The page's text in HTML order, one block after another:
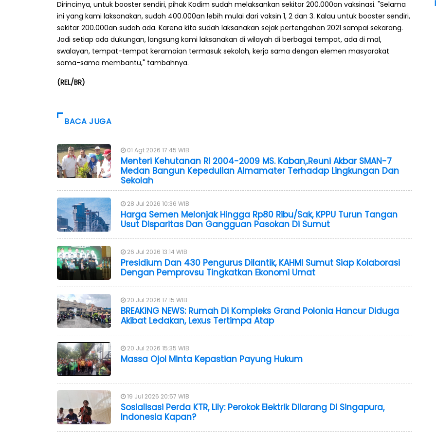
Dirincinya, untuk booster sendiri, pihak Kodim sudah melaksankan sekitar 200.000an vaksinasi. "Selama
ini yang kami laksanakan, sudah 400.000an lebih mulai dari vaksin 1, 2 dan 3. Kalau untuk booster sendiri,
sekitar 200.000an sudah ada. Karena kita sudah laksanakan sejak pertengahan 2021 sampai sekarang.
Jadi setiap ada dukungan, langsung kami laksanakan di wilayah di berbagai tempat, ada di mal,
swalayan, tempat-tempat keramaian termasuk sekolah, kerja sama dengan elemen masyarakat
sama-sama membantu," tambahnya.
(REL/BR)
BACA JUGA
01 Agt 2026 17:45 WIB
Menteri Kehutanan RI 2004-2009 MS. Kaban,.Reuni Akbar SMAN-7
Medan Bangun Kepedulian Almamater Terhadap Lingkungan Dan
Sekolah
28 Jul 2026 10:36 WIB
Harga Semen Melonjak Hingga Rp80 Ribu/Sak, KPPU Turun Tangan
Usut Disparitas Dan Gangguan Pasokan Di Sumut
26 Jul 2026 13:14 WIB
Presidium Dan 430 Pengurus Dilantik, KAHMI Sumut Siap Kolaborasi
Dengan Pemprovsu Tingkatkan Ekonomi Umat
20 Jul 2026 17:15 WIB
BREAKING NEWS: Rumah Di Kompleks Grand Polonia Hancur Diduga
Akibat Ledakan, Lexus Tertimpa Atap
20 Jul 2026 15:35 WIB
Massa Ojol Minta Kepastian Payung Hukum
19 Jul 2026 20:57 WIB
Sosialisasi Perda KTR, Lily: Perokok Elektrik Dilarang Di Singapura,
Indonesia Kapan?